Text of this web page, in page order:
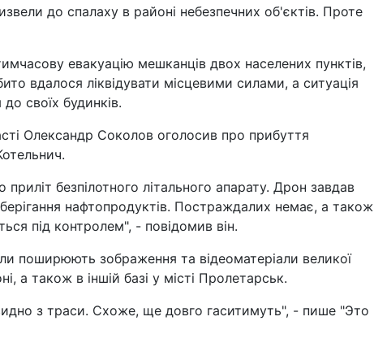
до спалаху в районі небезпечних об'єктів. Проте
евакуацію мешканців двох населених пунктів,
вдалося ліквідувати місцевими силами, а ситуація
своїх будинків.
Олександр Соколов оголосив про прибуття
безпілотного літального апарату. Дрон завдав
нафтопродуктів. Постраждалих немає, а також
під контролем", - повідомив він.
поширюють зображення та відеоматеріали великої
а також в іншій базі у місті Пролетарськ.
з траси. Схоже, ще довго гаситимуть", - пише "Это